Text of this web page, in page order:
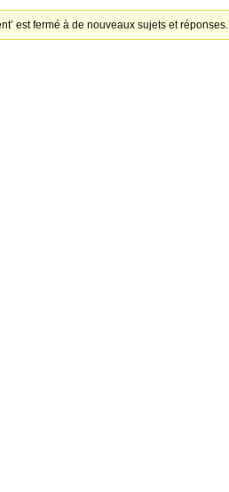
est fermé à de nouveaux sujets et réponses.